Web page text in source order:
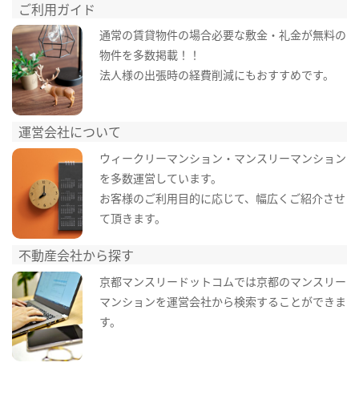
ご利用ガイド
通常の賃貸物件の場合必要な敷金・礼金が無料の
物件を多数掲載！！
法人様の出張時の経費削減にもおすすめです。
運営会社について
ウィークリーマンション・マンスリーマンション
を多数運営しています。
お客様のご利用目的に応じて、幅広くご紹介させ
て頂きます。
不動産会社から探す
京都マンスリードットコムでは京都のマンスリー
マンションを運営会社から検索することができま
す。